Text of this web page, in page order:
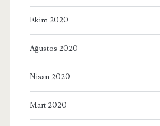
Ekim 2020
Ağustos 2020
Nisan 2020
Mart 2020